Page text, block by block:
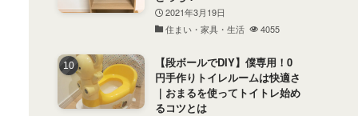
2021年3月19日
住まい・家具・生活
4055
【段ボールでDIY】僕専用！0
円手作りトイレルームは快適さ
｜おまるを使ってトイトレ始め
るコツとは